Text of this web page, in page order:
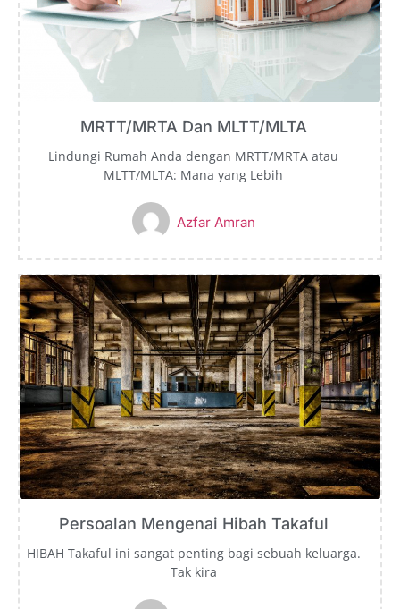
MRTT/MRTA Dan MLTT/MLTA
Lindungi Rumah Anda dengan MRTT/MRTA atau
MLTT/MLTA: Mana yang Lebih
Azfar Amran
Persoalan Mengenai Hibah Takaful
HIBAH Takaful ini sangat penting bagi sebuah keluarga.
Tak kira